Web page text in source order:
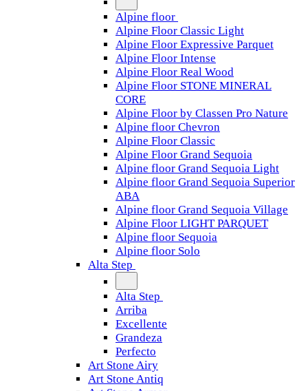
Alpine floor
Alpine Floor Classic Light
Alpine Floor Expressive Parquet
Alpine Floor Intense
Alpine Floor Real Wood
Alpine Floor STONE MINERAL
CORE
Alpine Floor by Classen Pro Nature
Alpine floor Chevron
Alpine Floor Classic
Alpine Floor Grand Sequoia
Alpine floor Grand Sequoia Light
Alpine floor Grand Sequoia Superior
ABA
Alpine floor Grand Sequoia Village
Alpine Floor LIGHT PARQUET
Alpine floor Sequoia
Alpine floor Solo
Alta Step
Alta Step
Arriba
Excellente
Grandeza
Perfecto
Art Stone Airy
Art Stone Antiq